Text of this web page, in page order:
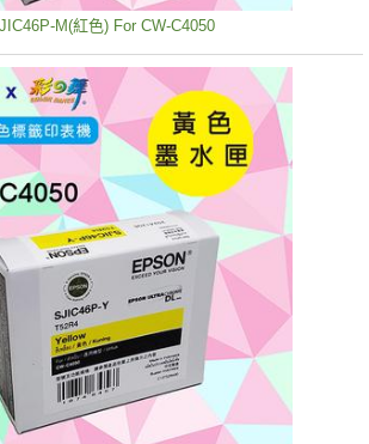
M(紅色) For CW-C4050